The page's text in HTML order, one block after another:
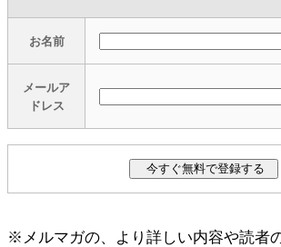
お名前
メールア
ドレス
※メルマガの、より詳しい内容や読者